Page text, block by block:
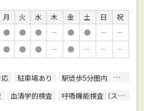
月 火 水 木 金 土 日
祝
● ● ● － ● ● －
－
● ● ● － ● － － －
駐車場あり 駅徒歩5分圏内
日本循
血清学的検査 呼吸機能検査（スパイロメトリー）